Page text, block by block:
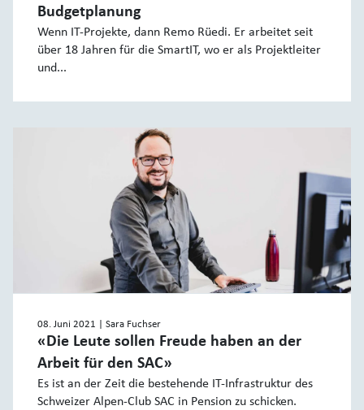
Budgetplanung
Wenn IT-Projekte, dann Remo Rüedi. Er arbeitet seit
über 18 Jahren für die SmartIT, wo er als Projektleiter
und...
08. Juni 2021 | Sara Fuchser
«Die Leute sollen Freude haben an der
Arbeit für den SAC»
Es ist an der Zeit die bestehende IT-Infrastruktur des
Schweizer Alpen-Club SAC in Pension zu schicken.